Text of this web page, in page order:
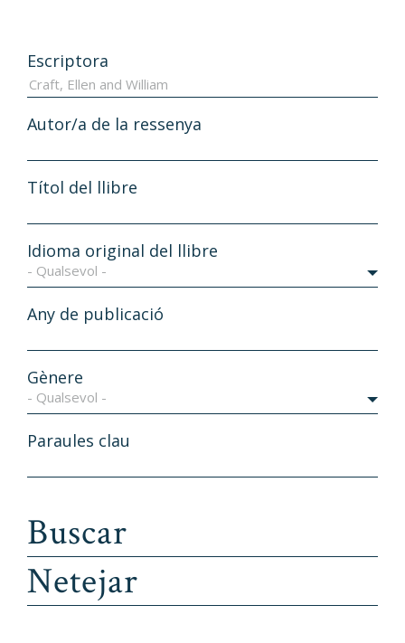
Escriptora
Autor/a de la ressenya
Títol del llibre
Idioma original del llibre
- Qualsevol -
Any de publicació
Gènere
- Qualsevol -
Paraules clau